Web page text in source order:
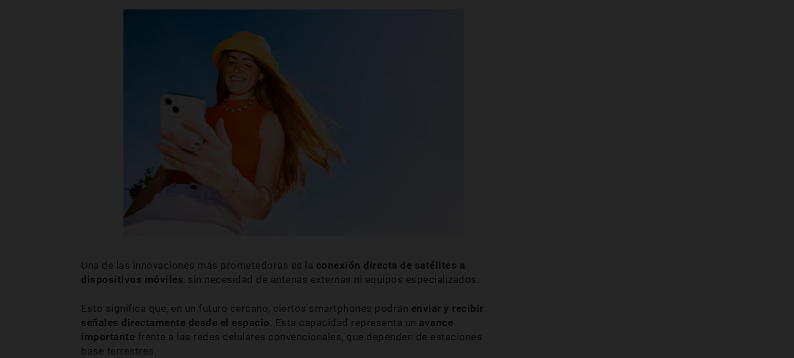
Una de las innovaciones más prometedoras es la conexión directa de satélites a
dispositivos móviles, sin necesidad de antenas externas ni equipos especializados.
Esto significa que, en un futuro cercano, ciertos smartphones podrán enviar y recibir
señales directamente desde el espacio . Esta capacidad representa un avance
importante frente a las redes celulares convencionales, que dependen de estaciones
base terrestres.